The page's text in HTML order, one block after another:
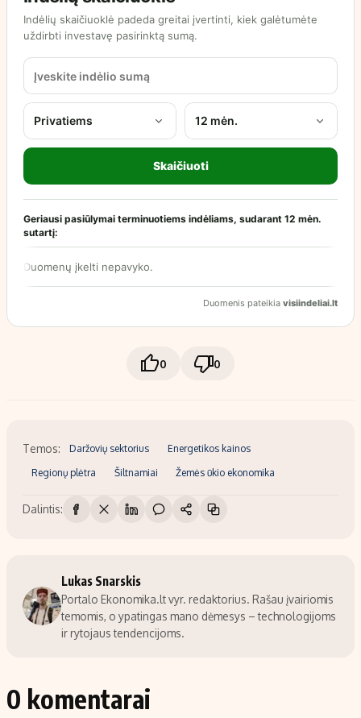
0 0
Temos: Daržovių sektorius Energetikos kainos
Regionų plėtra Šiltnamiai Žemės ūkio ekonomika
Dalintis:
Lukas Snarskis
Portalo Ekonomika.lt vyr. redaktorius. Rašau įvairiomis
temomis, o ypatingas mano dėmesys – technologijoms
ir rytojaus tendencijoms.
0 komentarai